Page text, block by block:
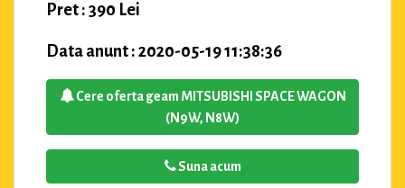
Pret : 390 Lei
Data anunt : 2020-05-19 11:38:36
Cere oferta geam MITSUBISHI SPACE WAGON
(N9W, N8W)
Suna acum